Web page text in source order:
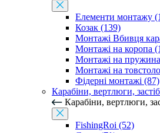
Елементи монтажу
Козак (139)
Монтажі Вбивця
Монтажі на коропа
Монтажі на
Монтажі на
Фідерні монтажі (87)
Карабіни, вертлюги,
Карабіни, вертлюги,
FishingRoi (52)